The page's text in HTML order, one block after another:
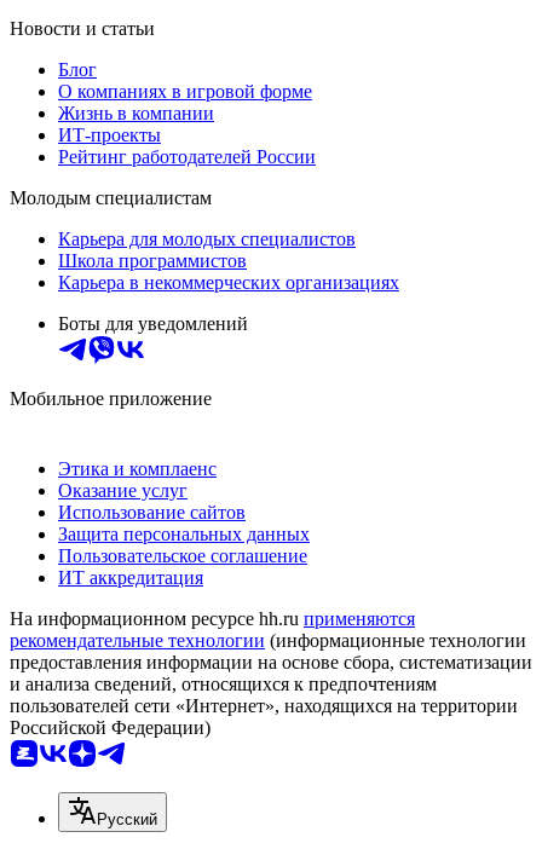
Новости и статьи
Блог
О компаниях в игровой форме
Жизнь в компании
ИТ-проекты
Рейтинг работодателей России
Молодым специалистам
Карьера для молодых специалистов
Школа программистов
Карьера в некоммерческих организациях
Боты для уведомлений
Мобильное приложение
Этика и комплаенс
Оказание услуг
Использование сайтов
Защита персональных данных
Пользовательское соглашение
ИТ аккредитация
На информационном ресурсе hh.ru применяются
рекомендательные технологии (информационные технологии
предоставления информации на основе сбора, систематизации
и анализа сведений, относящихся к предпочтениям
пользователей сети «Интернет», находящихся на территории
Российской Федерации)
Русский